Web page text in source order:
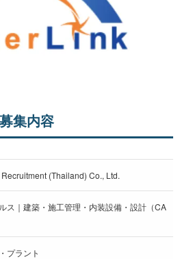
募集内容
(Thailand) Co., Ltd.
ス｜建築・施工管理・内装設備・設計（CA
プラント